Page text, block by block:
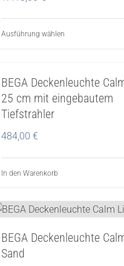
Ausführung wählenDieses
mehrere
Varianten
der
Produktseite
gewählt
BEGA Deckenleuchte
25 cm mit eingebautem
Tiefstrahler
484,00 €
In den Warenkorb
BEGA Deckenleuchte
Sand